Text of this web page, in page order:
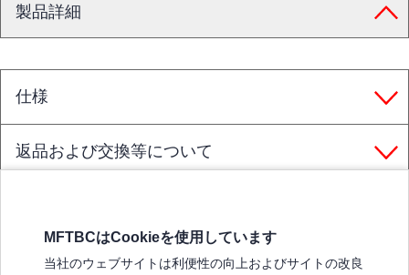
製品詳細
仕様
返品および交換等について
MFTBCはCookieを使用しています
当社のウェブサイトは利便性の向上およびサイトの改良